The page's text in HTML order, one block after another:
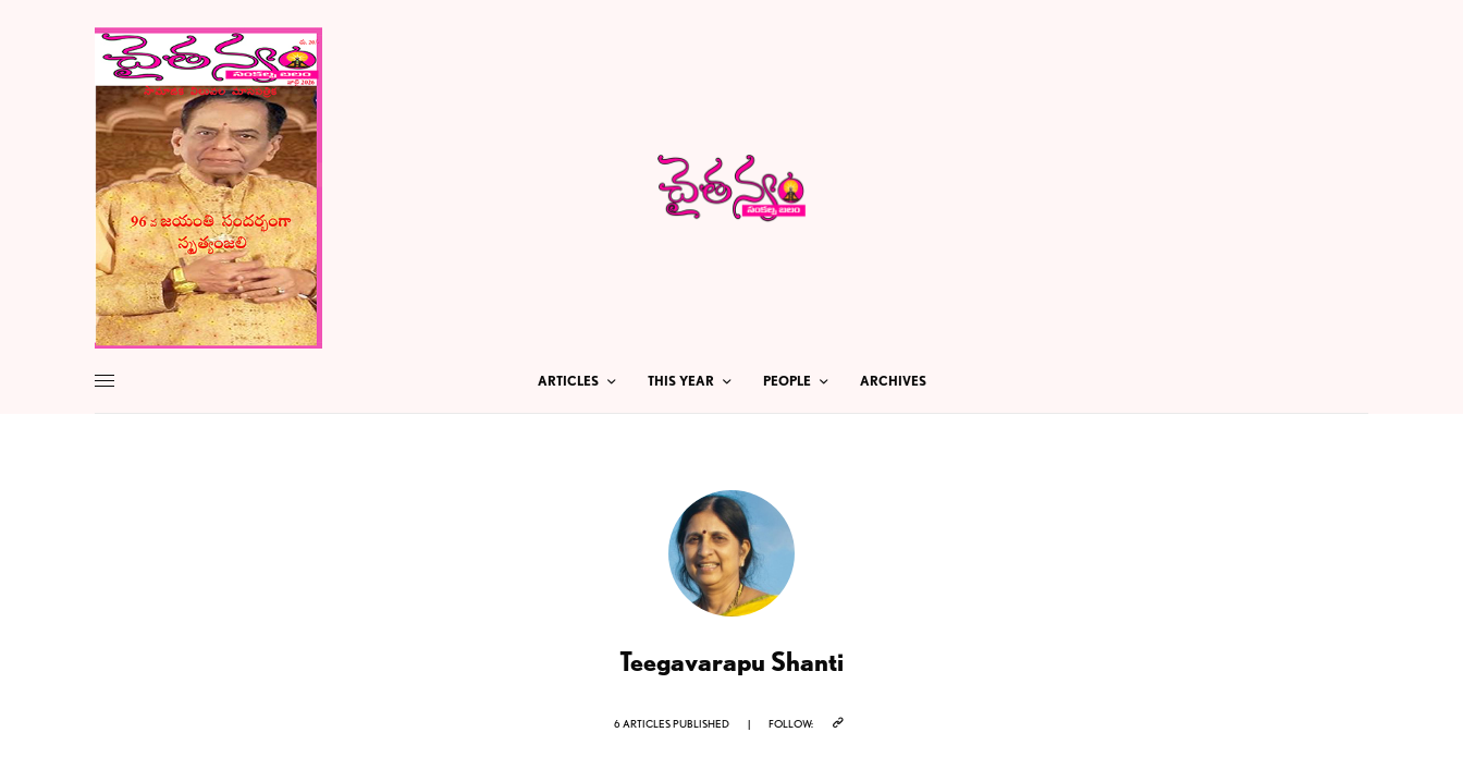
ARTICLES THIS YEAR PEOPLE ARCHIVES
Teegavarapu Shanti
6 ARTICLES PUBLISHED | FOLLOW: